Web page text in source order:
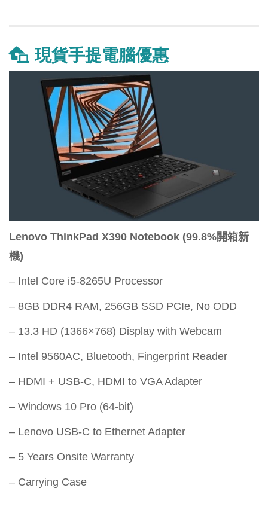
現貨手提電腦優惠
Lenovo ThinkPad X390 Notebook (99.8%開箱新
機)
– Intel Core i5-8265U Processor
– 8GB DDR4 RAM, 256GB SSD PCIe, No ODD
– 13.3 HD (1366×768) Display with Webcam
– Intel 9560AC, Bluetooth, Fingerprint Reader
– HDMI + USB-C, HDMI to VGA Adapter
– Windows 10 Pro (64-bit)
– Lenovo USB-C to Ethernet Adapter
– 5 Years Onsite Warranty
– Carrying Case